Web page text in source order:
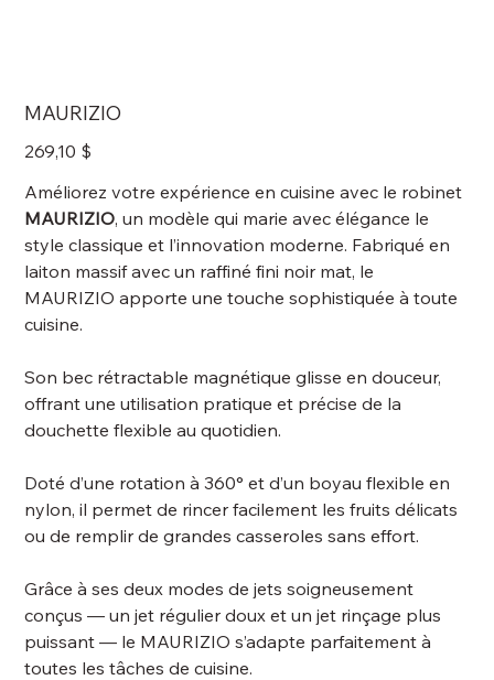
MAURIZIO
Prix
269,10 $
Améliorez votre expérience en cuisine avec le robinet
MAURIZIO, un modèle qui marie avec élégance le
style classique et l’innovation moderne. Fabriqué en
laiton massif avec un raffiné fini noir mat, le
MAURIZIO apporte une touche sophistiquée à toute
cuisine.
Son bec rétractable magnétique glisse en douceur,
offrant une utilisation pratique et précise de la
douchette flexible au quotidien.
Doté d’une rotation à 360° et d’un boyau flexible en
nylon, il permet de rincer facilement les fruits délicats
ou de remplir de grandes casseroles sans effort.
Grâce à ses deux modes de jets soigneusement
conçus — un jet régulier doux et un jet rinçage plus
puissant — le MAURIZIO s’adapte parfaitement à
toutes les tâches de cuisine.